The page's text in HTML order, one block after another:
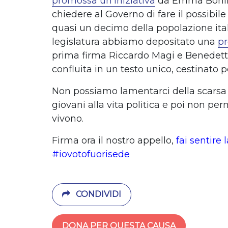
chiedere al Governo di fare il
quasi un decimo della popolazione
legislatura abbiamo depositato una
prima firma Riccardo Magi e
confluita in un testo unico, cestinato
Non possiamo lamentarci della
giovani alla vita politica e poi non
vivono.
Firma ora il nostro appello, fai sentire
#iovotofuorisede
CONDIVIDI
DONA PER QUESTA CAUSA